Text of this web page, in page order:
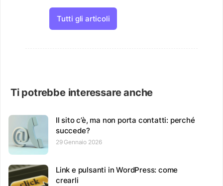
Tutti gli articoli
Ti potrebbe interessare anche
Il sito c’è, ma non porta contatti: perché
succede?
29 Gennaio 2026
Link e pulsanti in WordPress: come
crearli